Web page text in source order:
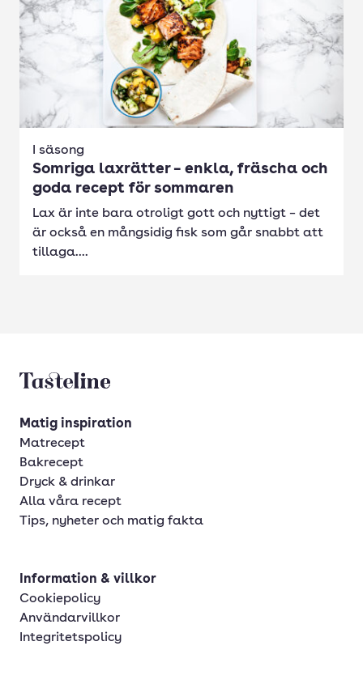
I säsong
Somriga laxrätter – enkla, fräscha och
goda recept för sommaren
Lax är inte bara otroligt gott och nyttigt – det
är också en mångsidig fisk som går snabbt att
tillaga....
Tasteline startsida
Matig inspiration
Matrecept
Bakrecept
Dryck & drinkar
Alla våra recept
Tips, nyheter och matig fakta
Information & villkor
Cookiepolicy
Användarvillkor
Integritetspolicy